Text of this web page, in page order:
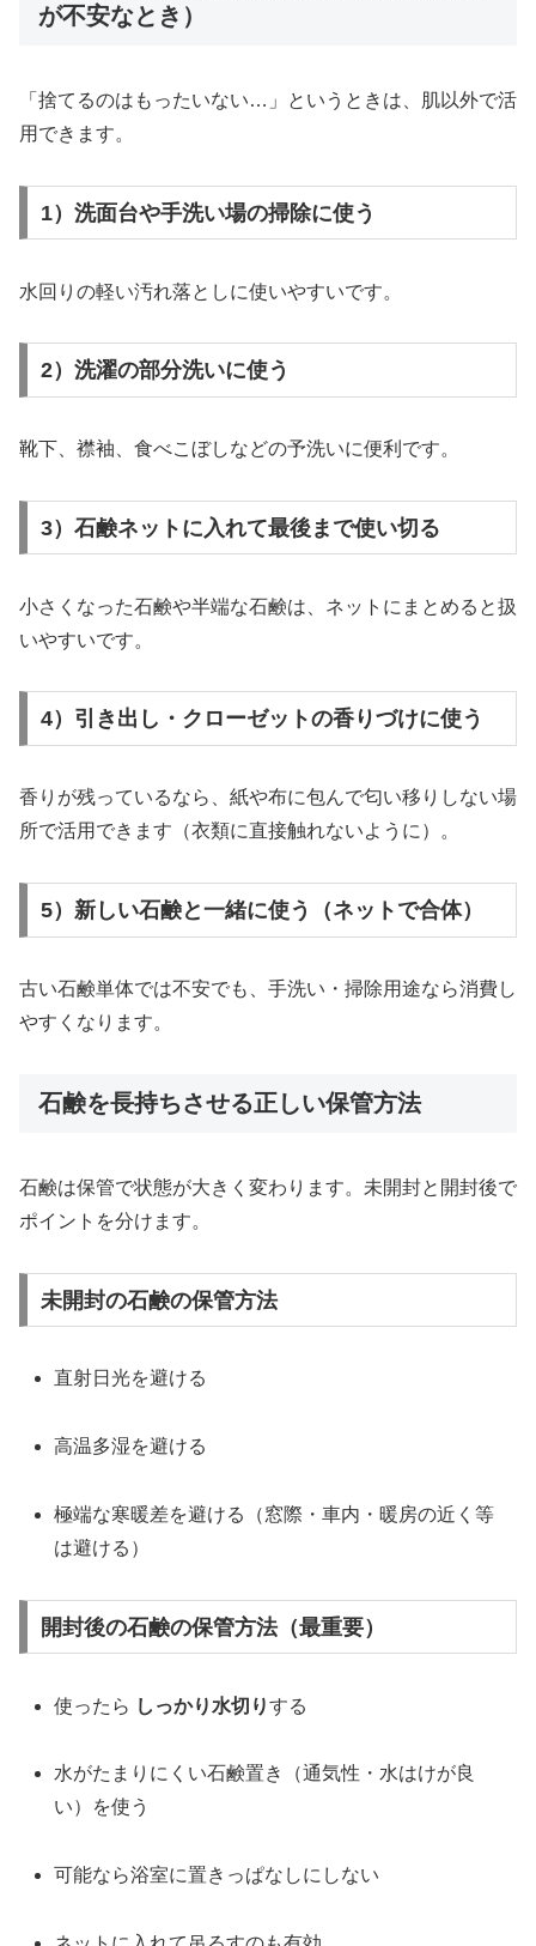
が不安なとき）
「捨てるのはもったいない…」というときは、肌以外で活
用できます。
1）洗面台や手洗い場の掃除に使う
水回りの軽い汚れ落としに使いやすいです。
2）洗濯の部分洗いに使う
靴下、襟袖、食べこぼしなどの予洗いに便利です。
3）石鹸ネットに入れて最後まで使い切る
小さくなった石鹸や半端な石鹸は、ネットにまとめると扱
いやすいです。
4）引き出し・クローゼットの香りづけに使う
香りが残っているなら、紙や布に包んで匂い移りしない場
所で活用できます（衣類に直接触れないように）。
5）新しい石鹸と一緒に使う（ネットで合体）
古い石鹸単体では不安でも、手洗い・掃除用途なら消費し
やすくなります。
石鹸を長持ちさせる正しい保管方法
石鹸は保管で状態が大きく変わります。未開封と開封後で
ポイントを分けます。
未開封の石鹸の保管方法
直射日光を避ける
高温多湿を避ける
極端な寒暖差を避ける（窓際・車内・暖房の近く等
は避ける）
開封後の石鹸の保管方法（最重要）
使ったら しっかり水切りする
水がたまりにくい石鹸置き（通気性・水はけが良
い）を使う
可能なら浴室に置きっぱなしにしない